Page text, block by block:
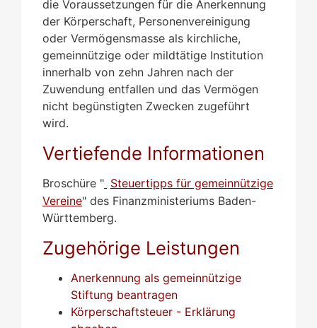
die Voraussetzungen für die Anerkennung
der Körperschaft, Personenvereinigung
oder Vermögensmasse als kirchliche,
gemeinnützige oder mildtätige Institution
innerhalb von zehn Jahren nach der
Zuwendung entfallen und das Vermögen
nicht begünstigten Zwecken zugeführt
wird.
Vertiefende Informationen
Broschüre " Steuertipps für gemeinnützige
Vereine" des Finanzministeriums Baden-
Württemberg.
Zugehörige Leistungen
Anerkennung als gemeinnützige
Stiftung beantragen
Körperschaftsteuer - Erklärung